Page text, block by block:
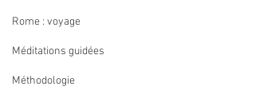
Rome : voyage
Méditations guidées
Méthodologie